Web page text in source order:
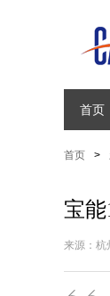
首页
首页 >
宝
来源：杭